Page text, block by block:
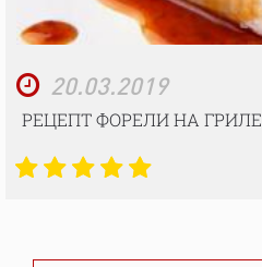
20.03.2019
РЕЦЕПТ ФОРЕЛИ НА ГРИЛЕ